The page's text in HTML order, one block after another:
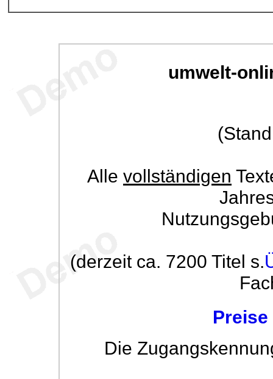
umwelt-
Alle vollständigen
(derzeit ca. 7200 Titel s.
Die